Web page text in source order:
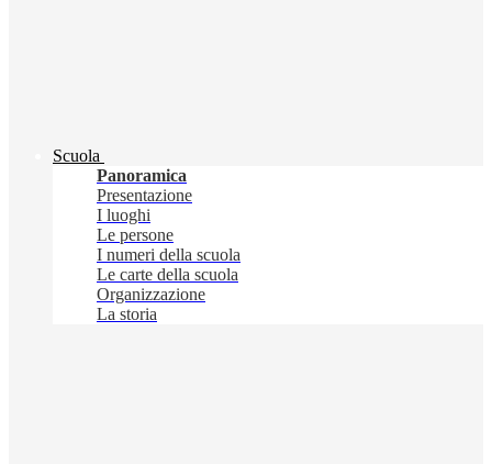
Scuola
Panoramica
Presentazione
I luoghi
Le persone
I numeri della scuola
Le carte della scuola
Organizzazione
La storia